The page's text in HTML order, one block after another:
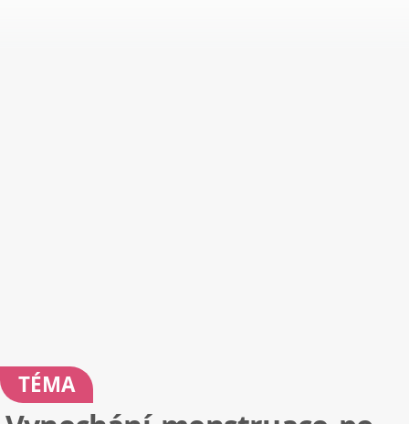
TÉMA